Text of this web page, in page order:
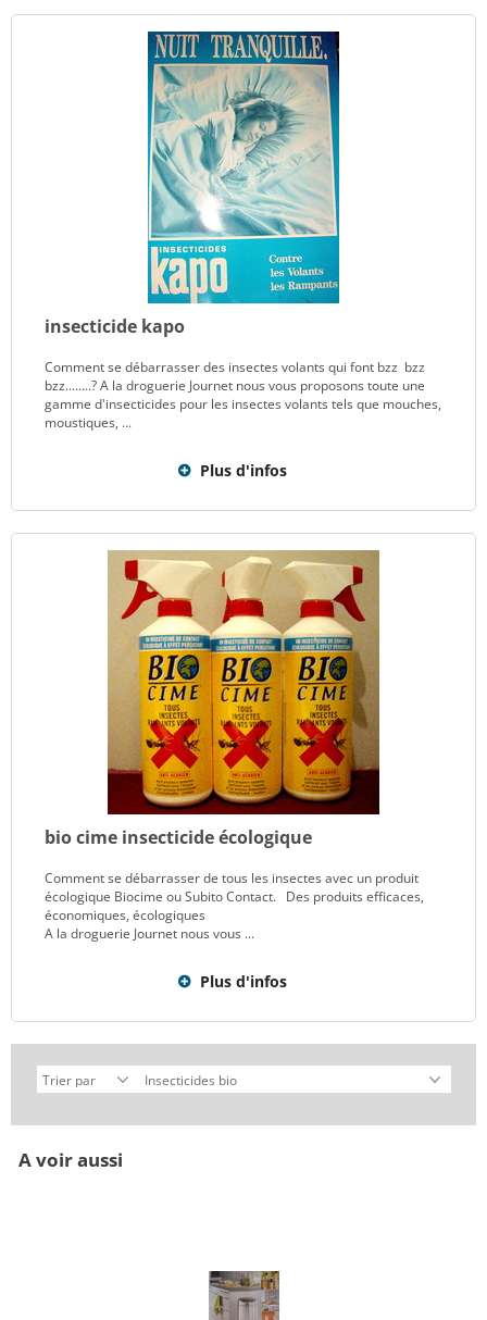
insecticide kapo
Comment se débarrasser des insectes volants qui font bzz bzz
bzz........? A la droguerie Journet nous vous proposons toute une
gamme d'insecticides pour les insectes volants tels que mouches,
moustiques, ...
Plus d'infos
bio cime insecticide écologique
Comment se débarrasser de tous les insectes avec un produit
écologique Biocime ou Subito Contact. Des produits efficaces,
économiques, écologiques
A la droguerie Journet nous vous ...
Plus d'infos
A voir aussi